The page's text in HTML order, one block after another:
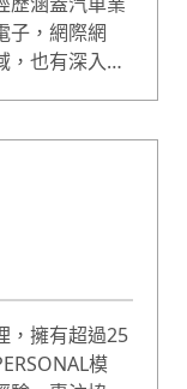
子，網際網
，也有深入的
有課程，即都
年企業實務
理論基礎紮
切的回饋，
促成有效行
判技巧等。
，擁有超過25
模